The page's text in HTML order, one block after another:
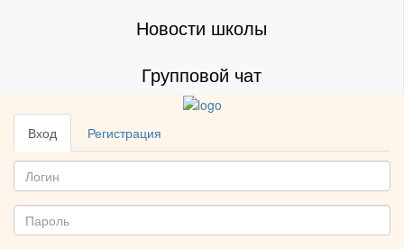
Новости школы
Групповой чат
Вход Регистрация